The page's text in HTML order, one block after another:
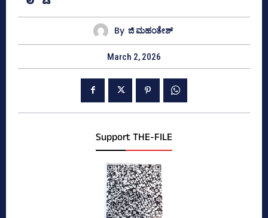
By ಜಿ ಮಹಂತೇಶ್
March 2, 2026
Support THE-FILE